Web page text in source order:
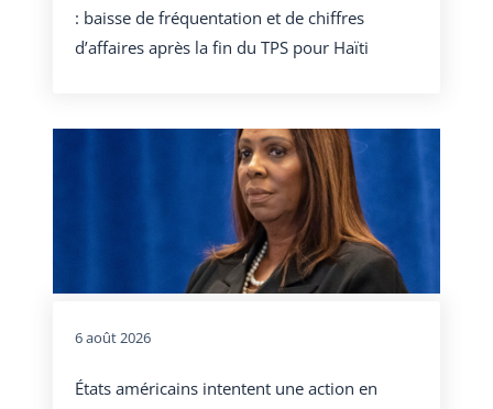
: baisse de fréquentation et de chiffres
d’affaires après la fin du TPS pour Haïti
6 août 2026
États américains intentent une action en